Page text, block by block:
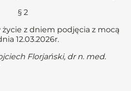
§ 2
życie z dniem podjęcia z mocą
12.03.2026r.
Florjański, dr n. med.